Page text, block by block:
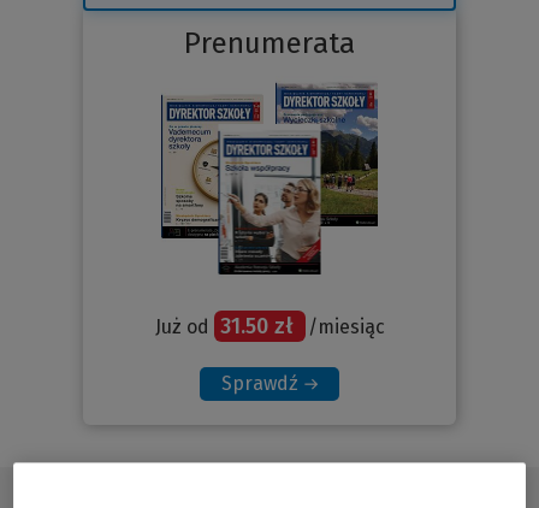
Prenumerata
Już od 31.50 zł /miesiąc
Sprawdź